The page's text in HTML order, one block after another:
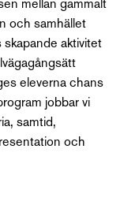
mellan gammalt
och samhället
aktivitet
eleverna chans
jobbar vi
samtid,
och